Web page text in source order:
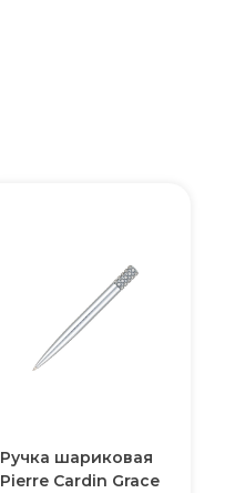
Ручка шариковая
Pierre Cardin Grace